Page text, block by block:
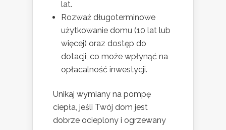
lat.
Rozważ długoterminowe
użytkowanie domu (10 lat lub
więcej) oraz dostęp do
dotacji, co może wpłynąć na
opłacalność inwestycji.
Unikaj wymiany na pompę
ciepła, jeśli Twój dom jest
dobrze ocieplony i ogrzewany